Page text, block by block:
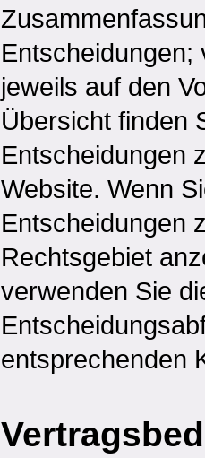
Entscheidungen;
jeweils auf den
Übersicht finden
Entscheidungen
Website. Wenn
Entscheidungen
Rechtsgebiet
verwenden Sie
entsprechenden